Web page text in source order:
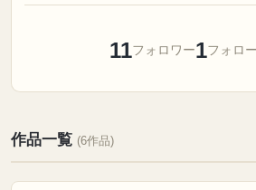
11フォロワー1フォロ
作品一覧 (6作品)